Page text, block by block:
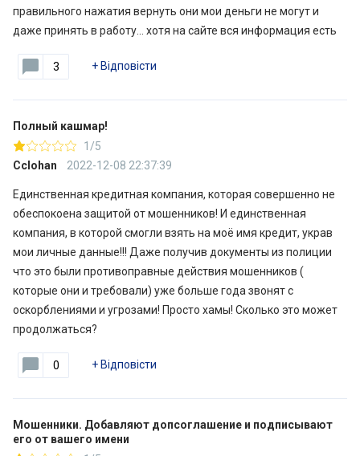
правильного нажатия вернуть они мои деньги не могут и
даже принять в работу… хотя на сайте вся информация есть
3 + Відповісти
Полный кашмар!
1/5
Cclohan
2022-12-08 22:37:39
Единственная кредитная компания, которая совершенно не
обеспокоена защитой от мошенников! И единственная
компания, в которой смогли взять на моё имя кредит, украв
мои личные данные!!! Даже получив документы из полиции
что это были противоправные действия мошенников (
которые они и требовали) уже больше года звонят с
оскорблениями и угрозами! Просто хамы! Сколько это может
продолжаться?
0 + Відповісти
Мошенники. Добавляют допсоглашение и подписывают
его от вашего имени